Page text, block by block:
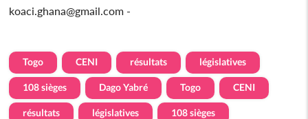
koaci.ghana@gmail.com -
Togo CENI résultats législatives
108 sièges Dago Yabré Togo CENI
résultats législatives 108 sièges